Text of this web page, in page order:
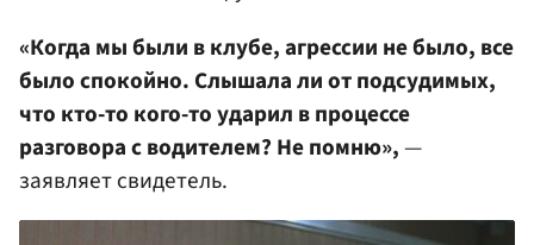
«Когда мы были в клубе, агрессии не было, все
было спокойно. Слышала ли от подсудимых,
что кто-то кого-то ударил в процессе
разговора с водителем? Не помню»,—
заявляет свидетель.